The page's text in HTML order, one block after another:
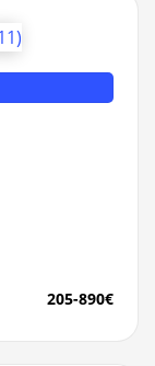
205-890€